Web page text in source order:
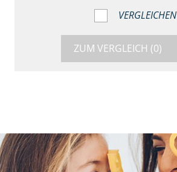
VERGLEICHEN
ZUM VERGLEICH (0)